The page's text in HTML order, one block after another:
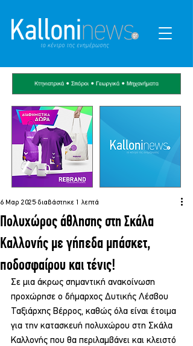
Πολυχώρος άθλησης στη Σκάλα
Καλλονής με γήπεδα μπάσκετ,
ποδοσφαίρου και τένις!
6 Μαρ 2025 διαβάστηκε 1 λεπτά
Σε μια άκρως σημαντική ανακοίνωση
προχώρησε ο δήμαρχος Δυτικής Λέσβου
Ταξιάρχης Βέρρος, καθώς όλα είναι έτοιμα
για την κατασκευή πολυχώρου στη Σκάλα
Καλλονής που θα περιλαμβάνει και κλειστό